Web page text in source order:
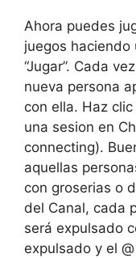
Ahora puedes
juegos haciendo
“Jugar”. Cada
nueva persona
con ella. Haz clic
una sesion en
connecting).
aquellas
con groserias o
del Canal, cada
será expulsado
expulsado y el